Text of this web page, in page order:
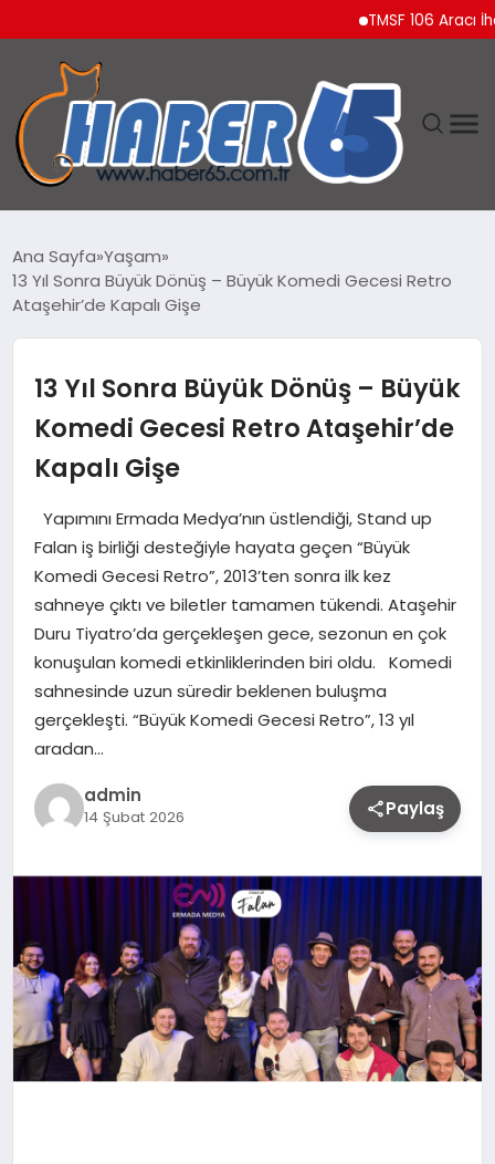
TMSF 106 Aracı
YAŞAM
Ana Sayfa Yaşam
13 Yıl Sonra Büyük Dönüş – Büyük Komedi Gecesi Retro
Ataşehir’de Kapalı Gişe
13 Yıl Sonra Büyük Dönüş – Büyük
Komedi Gecesi Retro Ataşehir’de
Kapalı Gişe
Yapımını Ermada Medya’nın üstlendiği, Stand up
Falan iş birliği desteğiyle hayata geçen “Büyük
Komedi Gecesi Retro”, 2013’ten sonra ilk kez
sahneye çıktı ve biletler tamamen tükendi. Ataşehir
Duru Tiyatro’da gerçekleşen gece, sezonun en çok
konuşulan komedi etkinliklerinden biri oldu. Komedi
sahnesinde uzun süredir beklenen buluşma
gerçekleşti. “Büyük Komedi Gecesi Retro”, 13 yıl
aradan…
admin
14 Şubat 2026 Paylaş